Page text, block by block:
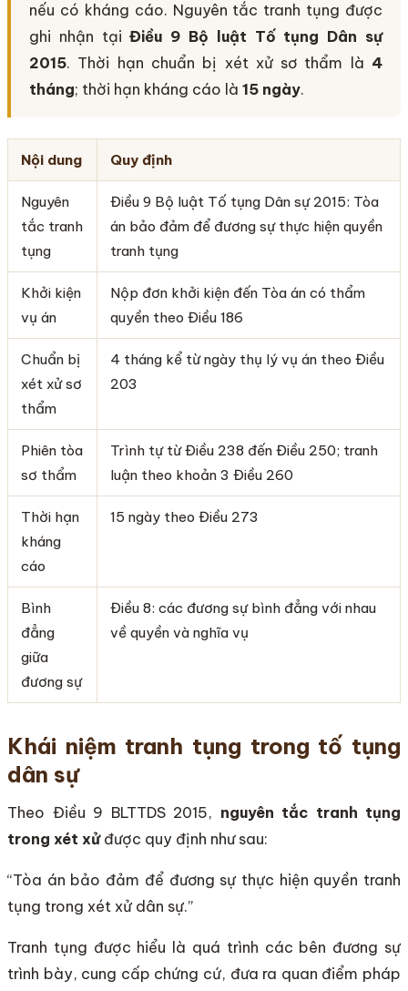
nếu có kháng cáo. Nguyên tắc tranh tụng được
ghi nhận tạiĐiều 9 Bộ luật Tố tụng Dân sự
2015. Thời hạn chuẩn bị xét xử sơ thẩm là 4
tháng; thời hạn kháng cáo là 15 ngày.
Nội dung Quy định
Nguyên
tắc tranh
tụng
Điều 9 Bộ luật Tố tụng Dân sự 2015: Tòa
án bảo đảm để đương sự thực hiện quyền
tranh tụng
Khởi kiện
vụ án
Nộp đơn khởi kiện đến Tòa án có thẩm
quyền theo Điều 186
Chuẩn bị
xét xử sơ
thẩm
4 tháng kể từ ngày thụ lý vụ án theo Điều
203
Phiên tòa
sơ thẩm
Trình tự từ Điều 238 đến Điều 250; tranh
luận theo khoản 3 Điều 260
Thời hạn
kháng
cáo
15 ngày theo Điều 273
Bình
đẳng
giữa
đương sự
Điều 8: các đương sự bình đẳng với nhau
về quyền và nghĩa vụ
Khái niệm tranh tụng trong tố tụng
dân sự
Theo Điều 9 BLTTDS 2015, nguyên tắc tranh tụng
trong xét xửđược quy định như sau:
“Tòa án bảo đảm để đương sự thực hiện quyền tranh
tụng trong xét xử dân sự.”
Tranh tụng được hiểu là quá trình các bên đương sự
trình bày, cung cấp chứng cứ, đưa ra quan điểm pháp